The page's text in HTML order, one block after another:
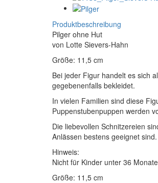
Produktbeschreibung
Pilger ohne Hut
von Lotte Sievers-Hahn
Größe: 11,5 cm
Bei jeder Figur handelt es sich
gegebenenfalls bekleidet.
In vielen Familien sind diese
Puppenstubenpuppen werden
Die liebevollen Schnitzereien
Anlässen bestens geeignet sind.
Hinweis:
Nicht für Kinder unter 36
Größe: 11,5 cm